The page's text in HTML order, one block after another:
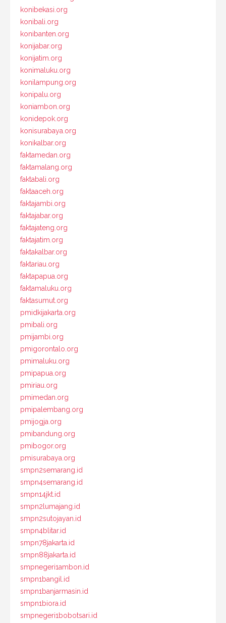
konibekasi.org
konibali.org
konibanten.org
konijabar.org
konijatim.org
konimaluku.org
konilampung.org
konipalu.org
koniambon.org
konidepok.org
konisurabaya.org
konikalbar.org
faktamedan.org
faktamalang.org
faktabali.org
faktaaceh.org
faktajambi.org
faktajabar.org
faktajateng.org
faktajatim.org
faktakalbar.org
faktariau.org
faktapapua.org
faktamaluku.org
faktasumut.org
pmidkijakarta.org
pmibali.org
pmijambi.org
pmigorontalo.org
pmimaluku.org
pmipapua.org
pmiriau.org
pmimedan.org
pmipalembang.org
pmijogja.org
pmibandung.org
pmibogor.org
pmisurabaya.org
smpn2semarang.id
smpn4semarang.id
smpn14jkt.id
smpn2lumajang.id
smpn2sutojayan.id
smpn4blitar.id
smpn78jakarta.id
smpn88jakarta.id
smpnegeri1ambon.id
smpn1bangil.id
smpn1banjarmasin.id
smpn1biora.id
smpnegeri1bobotsari.id